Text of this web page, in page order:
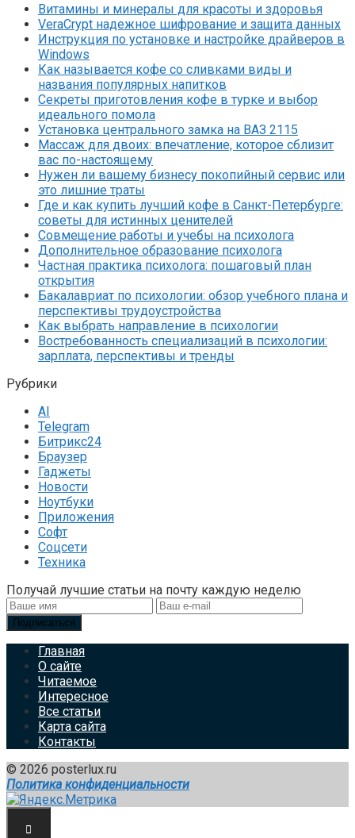
Витамины и минералы для красоты и здоровья
VeraCrypt надежное шифрование и защита данных
Инструкция по установке и настройке драйверов в
Windows
Как называется кофе со сливками виды и
названия популярных напитков
Секреты приготовления кофе в турке и выбор
идеального помола
Установка центрального замка на ВАЗ 2115
Массаж для двоих: впечатление, которое сблизит
вас по-настоящему
Нужен ли вашему бизнесу покопийный сервис или
это лишние траты
Где и как купить лучший кофе в Санкт-Петербурге:
советы для истинных ценителей
Совмещение работы и учебы на психолога
Дополнительное образование психолога
Частная практика психолога: пошаговый план
открытия
Бакалавриат по психологии: обзор учебного плана и
перспективы трудоустройства
Как выбрать направление в психологии
Востребованность специализаций в психологии:
зарплата, перспективы и тренды
Рубрики
AI
Telegram
Битрикс24
Браузер
Гаджеты
Новости
Ноутбуки
Приложения
Софт
Соцсети
Техника
Получай лучшие статьи на почту каждую неделю
Подписаться
Главная
О сайте
Читаемое
Интересное
Все статьи
Карта сайта
Контакты
© 2026 posterlux.ru
Политика конфиденциальности